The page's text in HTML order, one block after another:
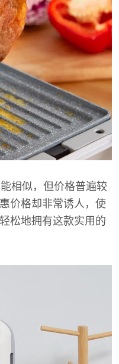
相似，但价格普遍较
价格却非常诱人，使
松地拥有这款实用的